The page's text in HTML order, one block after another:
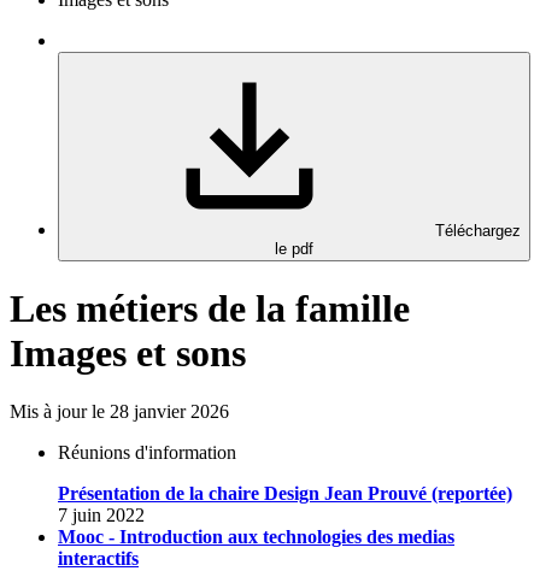
Téléchargez
le pdf
Les métiers de la famille
Images et sons
Mis à jour le 28 janvier 2026
Réunions d'information
Présentation de la chaire Design Jean Prouvé (reportée)
7 juin 2022
Mooc - Introduction aux technologies des medias
interactifs